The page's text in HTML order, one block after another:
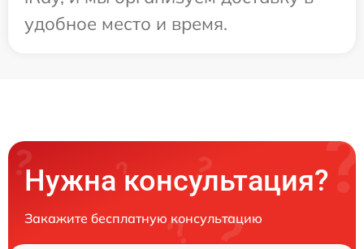
удобное место и время.
Нужна консультация?
Закажите бесплатную консультацию